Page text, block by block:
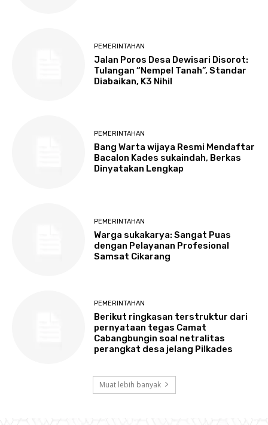
PEMERINTAHAN
Jalan Poros Desa Dewisari Disorot:
Tulangan “Nempel Tanah”, Standar
Diabaikan, K3 Nihil
PEMERINTAHAN
Bang Warta wijaya Resmi Mendaftar
Bacalon Kades sukaindah, Berkas
Dinyatakan Lengkap
PEMERINTAHAN
Warga sukakarya: Sangat Puas
dengan Pelayanan Profesional
Samsat Cikarang
PEMERINTAHAN
Berikut ringkasan terstruktur dari
pernyataan tegas Camat
Cabangbungin soal netralitas
perangkat desa jelang Pilkades
Muat lebih banyak